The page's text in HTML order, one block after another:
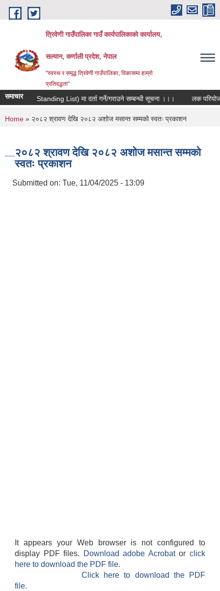
Skip to main content
त्रिवेणी गाउँपालिका गाउँ कार्यपालिकाकाे कार्यालय,
सल्यान, कर्णाली प्रदेश, नेपाल
"स्वस्थ र समृद्ध त्रिवेणी गाउँपालिका, विकासमा हाम्राे
प्रतिवद्धता"
समाचारसूची (Standing List) मा दर्ता गर्ने/गराउने सम्बन्धी सूचना ।।। लक
You are here
Home » २०८२ श्रावण देखि २०८२ अशोज मसान्त सम्मको स्वतः प्रकाशन
२०८२ श्रावण देखि २०८२ अशोज मसान्त सम्मको
स्वतः प्रकाशन
Submitted on: Tue, 11/04/2025 - 13:09
It appears your Web browser is not configured to
display PDF files.
Download adobe Acrobatorclick
here to download the PDF file.
Click here to download the PDF
file.